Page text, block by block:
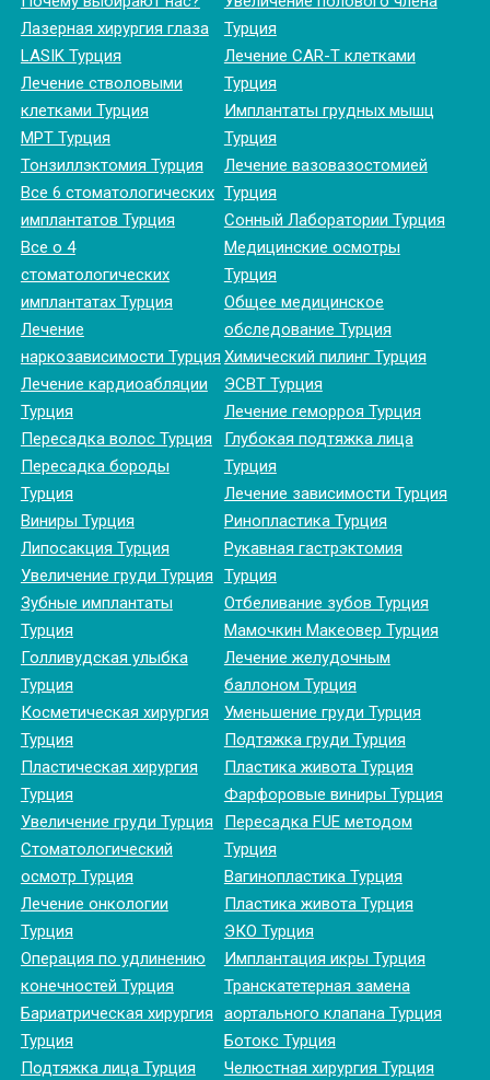
Лазерная хирургия глаза
LASIK Турция
Лечение стволовыми
клетками Турция
МРТ Турция
Тонзиллэктомия Турция
Все 6 стоматологических
имплантатов Турция
Все о 4
стоматологических
имплантатах Турция
Лечение
наркозависимости Турция
Лечение кардиоабляции
Турция
Пересадка волос Турция
Пересадка бороды
Турция
Виниры Турция
Липосакция Турция
Увеличение груди Турция
Зубные имплантаты
Турция
Голливудская улыбка
Турция
Косметическая хирургия
Турция
Пластическая хирургия
Турция
Увеличение груди Турция
Стоматологический
осмотр Турция
Лечение онкологии
Турция
Операция по удлинению
конечностей Турция
Бариатрическая хирургия
Турция
Подтяжка лица Турция
Турция
Лечение CAR-T клетками
Турция
Имплантаты грудных мышц
Турция
Лечение вазовазостомией
Турция
Сонный Лаборатории Турция
Медицинские осмотры
Турция
Общее медицинское
обследование Турция
Химический пилинг Турция
ЭСВТ Турция
Лечение геморроя Турция
Глубокая подтяжка лица
Турция
Лечение зависимости Турция
Ринопластика Турция
Рукавная гастрэктомия
Турция
Отбеливание зубов Турция
Мамочкин Макеовер Турция
Лечение желудочным
баллоном Турция
Уменьшение груди Турция
Подтяжка груди Турция
Пластика живота Турция
Фарфоровые виниры Турция
Пересадка FUE методом
Турция
Вагинопластика Турция
Пластика живота Турция
ЭКО Турция
Имплантация икры Турция
Транскатетерная замена
аортального клапана Турция
Ботокс Турция
Челюстная хирургия Турция